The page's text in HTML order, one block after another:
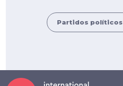
Partidos políticos